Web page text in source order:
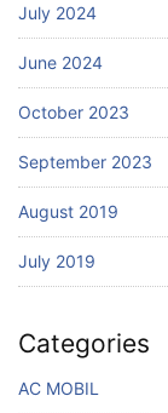
July 2024
June 2024
October 2023
September 2023
August 2019
July 2019
Categories
AC MOBIL